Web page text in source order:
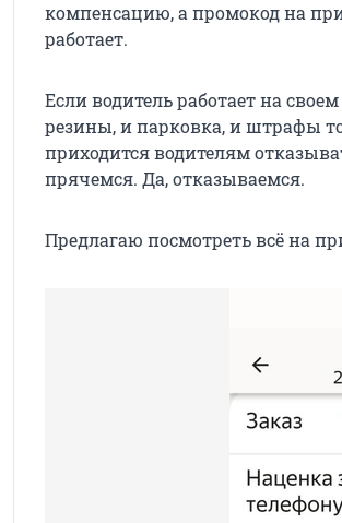
компенсацию, а промокод на
работает.
Если водитель работает на
резины, и парковка, и штрафы
приходится водителям
прячемся. Да, отказываемся.
Предлагаю посмотреть всё на